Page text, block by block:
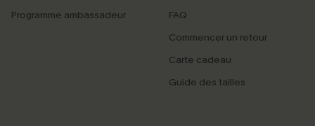
Programme ambassadeur
FAQ
Commencer un retour
Carte cadeau
Guide des tailles